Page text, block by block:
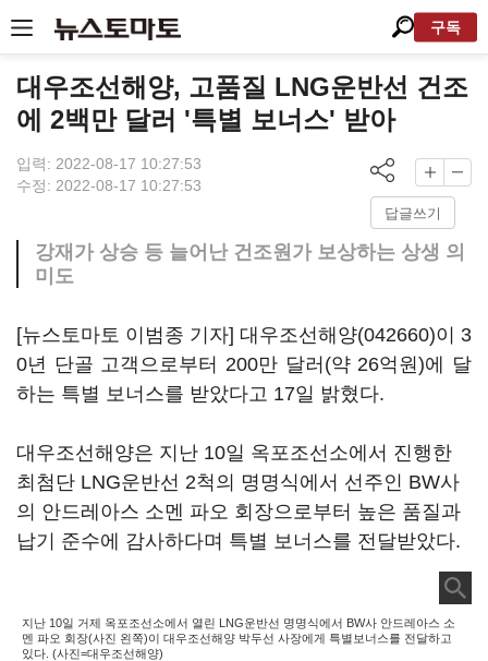
구독
대우조선해양, 고품질 LNG운반선 건조
에 2백만 달러 '특별 보너스' 받아
입력: 2022-08-17 10:27:53
수정: 2022-08-17 10:27:53
답글쓰기
강재가 상승 등 늘어난 건조원가 보상하는 상생 의
미도
[뉴스토마토 이범종 기자] 대우조선해양(042660)이 3
0년 단골 고객으로부터 200만 달러(약 26억원)에 달
하는 특별 보너스를 받았다고 17일 밝혔다.
대우조선해양은 지난 10일 옥포조선소에서 진행한
최첨단 LNG운반선 2척의 명명식에서 선주인 BW사
의 안드레아스 소멘 파오 회장으로부터 높은 품질과
납기 준수에 감사하다며 특별 보너스를 전달받았다.
지난 10일 거제 옥포조선소에서 열린 LNG운반선 명명식에서 BW사 안드레아스 소
멘 파오 회장(사진 왼쪽)이 대우조선해양 박두선 사장에게 특별보너스를 전달하고
있다. (사진=대우조선해양)